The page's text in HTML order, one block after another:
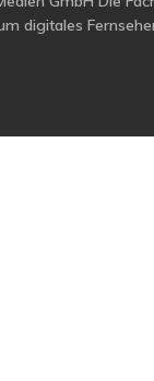
digitales